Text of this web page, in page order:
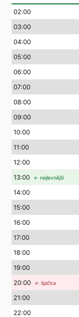
02:00
03:00
04:00
05:00
06:00
07:00
08:00
09:00
10:00
11:00
12:00
13:00 ← nejlevnější
14:00
15:00
16:00
17:00
18:00
19:00
20:00 ← špička
21:00
22:00